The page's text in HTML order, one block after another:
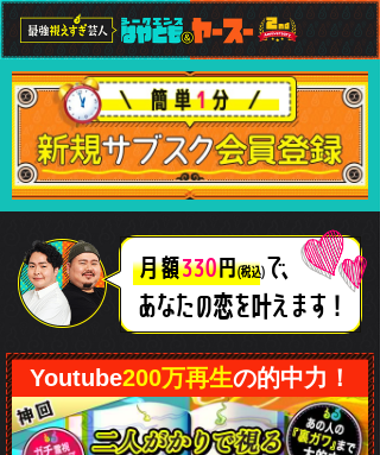
月額330円(税込)で、
あなたの恋を叶えます！
Youtube200万再生の的中力！